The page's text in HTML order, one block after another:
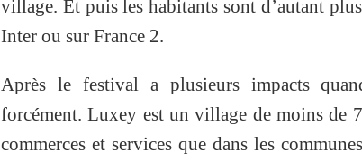
village. Et puis les habitants sont d’autant
Inter ou sur France 2.
Après le festival a plusieurs impacts
forcément. Luxey est un village de moins de
commerces et services que dans les